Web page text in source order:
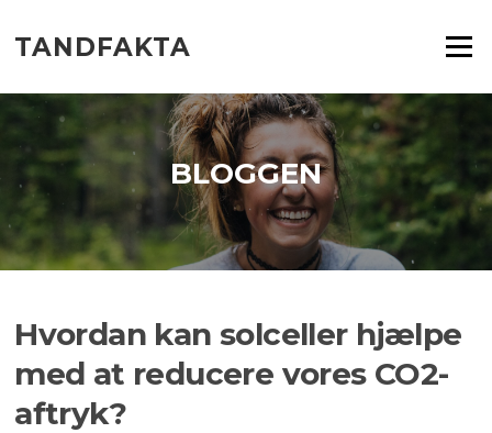
indhold
TANDFAKTA Menu
BLOGGEN
Hvordan kan solceller hjælpe
med at reducere vores CO2-
aftryk?